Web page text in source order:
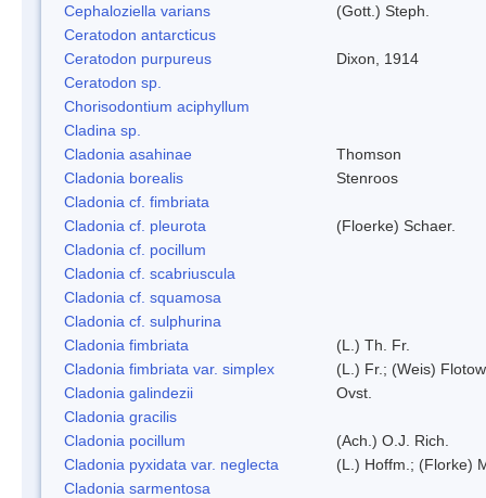
Cephaloziella varians
(Gott.) Steph.
Ceratodon antarcticus
Ceratodon purpureus
Dixon, 1914
Ceratodon sp.
Chorisodontium aciphyllum
Cladina sp.
Cladonia asahinae
Thomson
Cladonia borealis
Stenroos
Cladonia cf. fimbriata
Cladonia cf. pleurota
(Floerke) Schaer.
Cladonia cf. pocillum
Cladonia cf. scabriuscula
Cladonia cf. squamosa
Cladonia cf. sulphurina
Cladonia fimbriata
(L.) Th. Fr.
Cladonia fimbriata var. simplex
(L.) Fr.; (Weis) Flotow
Cladonia galindezii
Ovst.
Cladonia gracilis
Cladonia pocillum
(Ach.) O.J. Rich.
Cladonia pyxidata var. neglecta
(L.) Hoffm.; (Florke)
Cladonia sarmentosa